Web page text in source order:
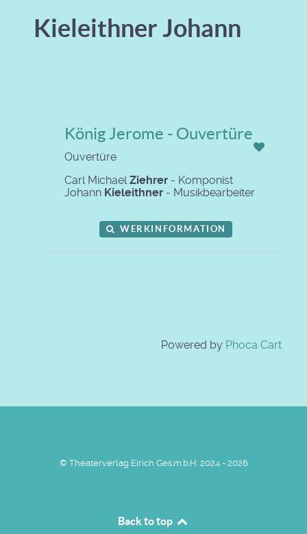
Kieleithner Johann
König Jerome - Ouvertüre
Ouvertüre
Carl MichaelZiehrer - Komponist
Johann Kieleithner - Musikbearbeiter
WERKINFORMATION
Powered by Phoca Cart
© Theaterverlag Eirich Ges.m.b.H. 2024 - 2026
Back to top